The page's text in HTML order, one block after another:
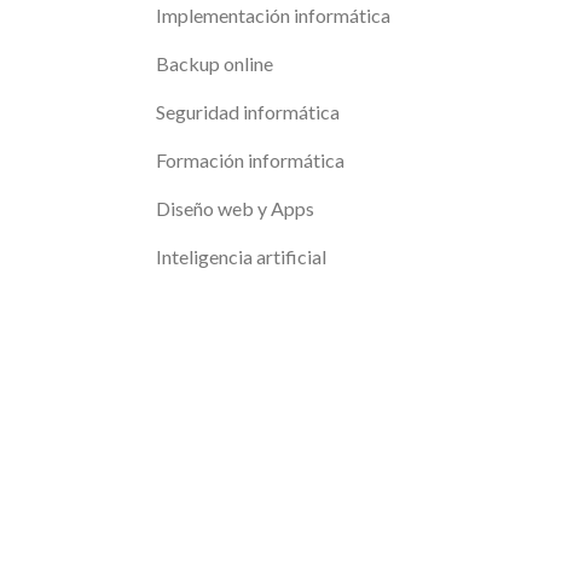
Implementación informática
Backup online
Seguridad informática
Formación informática
Diseño web y Apps
Inteligencia artificial